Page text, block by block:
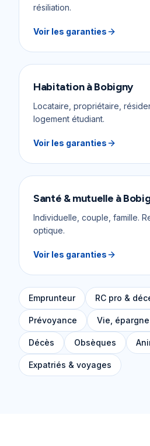
résiliation.
Voir les garanties
HabitationàBobigny
Locataire, propriétaire,
logement étudiant.
Voir les garanties
Santé & mutuelle à
Individuelle, couple, famille.
optique.
Voir les garanties
Emprunteur RC pro &
Prévoyance Vie,
Décès Obsèques
Expatriés & voyages